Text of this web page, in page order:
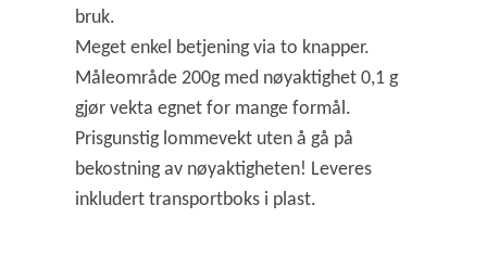
bruk.
Meget enkel betjening via to knapper.
Måleområde 200g med nøyaktighet 0,1 g
gjør vekta egnet for mange formål.
Prisgunstig lommevekt uten å gå på
bekostning av nøyaktigheten! Leveres
inkludert transportboks i plast.